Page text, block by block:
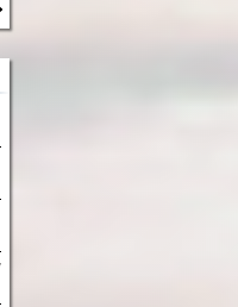
レバス/射手座☆午後九時 Don't be